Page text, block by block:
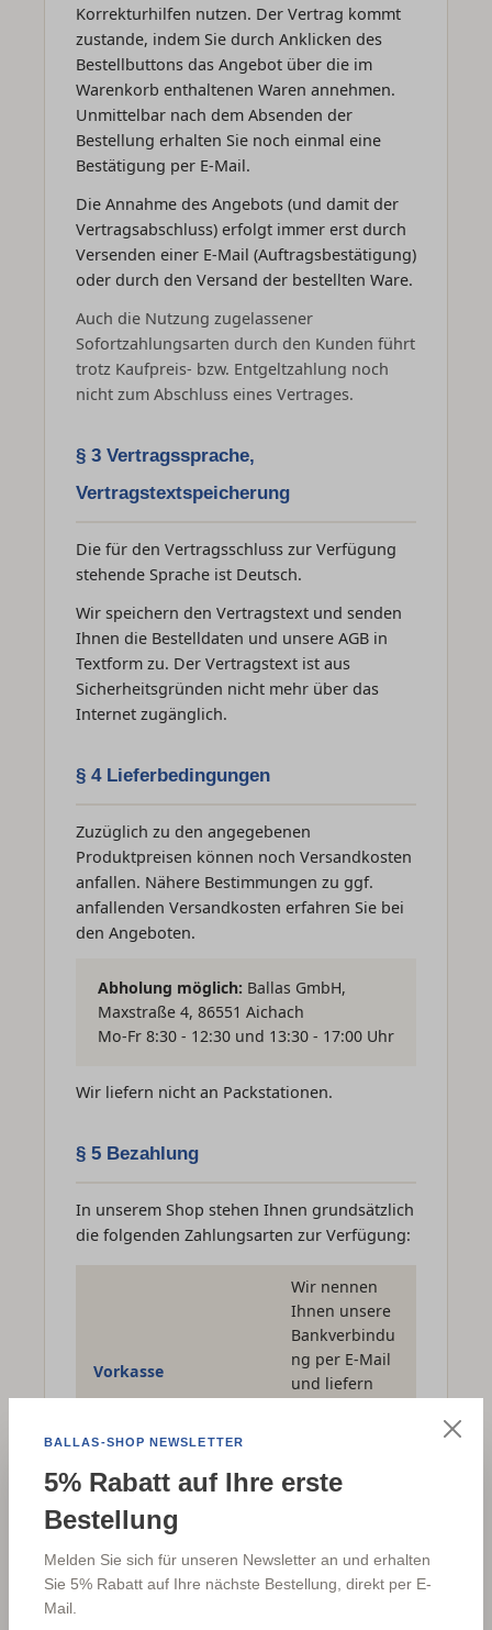
Korrekturhilfen nutzen. Der Vertrag kommt
zustande, indem Sie durch Anklicken des
Bestellbuttons das Angebot über die im
Warenkorb enthaltenen Waren annehmen.
Unmittelbar nach dem Absenden der
Bestellung erhalten Sie noch einmal eine
Bestätigung per E-Mail.
Die Annahme des Angebots (und damit der
Vertragsabschluss) erfolgt immer erst durch
Versenden einer E-Mail (Auftragsbestätigung)
oder durch den Versand der bestellten Ware.
Auch die Nutzung zugelassener
Sofortzahlungsarten durch den Kunden führt
trotz Kaufpreis- bzw. Entgeltzahlung noch
nicht zum Abschluss eines Vertrages.
§ 3 Vertragssprache,
Vertragstextspeicherung
Die für den Vertragsschluss zur Verfügung
stehende Sprache ist Deutsch.
Wir speichern den Vertragstext und senden
Ihnen die Bestelldaten und unsere AGB in
Textform zu. Der Vertragstext ist aus
Sicherheitsgründen nicht mehr über das
Internet zugänglich.
§ 4 Lieferbedingungen
Zuzüglich zu den angegebenen
Produktpreisen können noch Versandkosten
anfallen. Nähere Bestimmungen zu ggf.
anfallenden Versandkosten erfahren Sie bei
den Angeboten.
Abholung möglich: Ballas GmbH,
Maxstraße 4, 86551 Aichach
Mo-Fr 8:30 - 12:30 und 13:30 - 17:00 Uhr
Wir liefern nicht an Packstationen.
§ 5 Bezahlung
In unserem Shop stehen Ihnen grundsätzlich
die folgenden Zahlungsarten zur Verfügung:
Vorkasse
Wir nennen
Ihnen unsere
Bankverbindu
ng per E-Mail
und liefern
auf die
Webseite von
BALLAS-SHOP NEWSLETTER
5% Rabatt auf Ihre erste
Bestellung
Melden Sie sich für unseren Newsletter an und erhalten
Sie 5% Rabatt auf Ihre nächste Bestellung, direkt per E-
Mail.